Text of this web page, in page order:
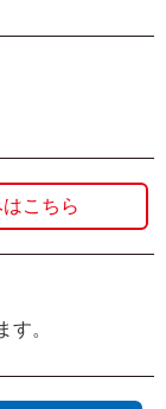
こちら
す。